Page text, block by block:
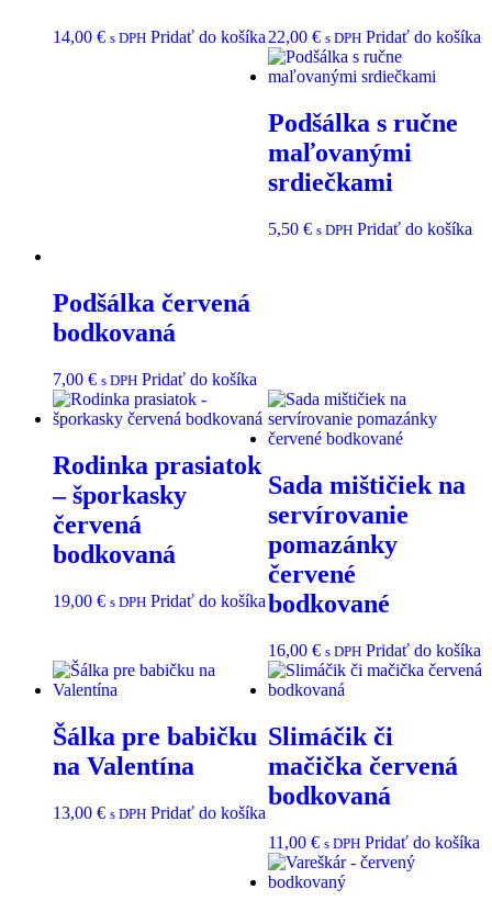
14,00 € s DPH Pridať do košíka 22,00 € s DPH Pridať do košíka
Podšálka červená
bodkovaná
7,00 € s DPH Pridať do košíka
Podšálka s ručne
maľovanými
srdiečkami
5,50 € s DPH Pridať do košíka
Rodinka prasiatok
– šporkasky
červená
bodkovaná
19,00 € s DPH Pridať do košíka
Sada mištičiek na
servírovanie
pomazánky
červené
bodkované
16,00 € s DPH Pridať do košíka
Šálka pre babičku
na Valentína
13,00 € s DPH Pridať do košíka
Slimáčik či
mačička červená
bodkovaná
11,00 € s DPH Pridať do košíka